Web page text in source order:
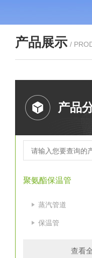
产品展示 /
产品
聚氨酯保温管
蒸汽管道
保温管
查看